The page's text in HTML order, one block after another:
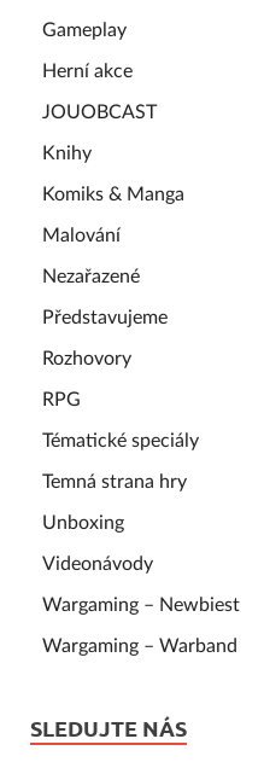
Gameplay
Herní akce
JOUOBCAST
Knihy
Komiks & Manga
Malování
Nezařazené
Představujeme
Rozhovory
RPG
Tématické speciály
Temná strana hry
Unboxing
Videonávody
Wargaming – Newbiest
Wargaming – Warband
SLEDUJTE NÁS